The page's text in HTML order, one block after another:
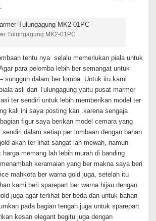
Tulungagung MK2-01PC
tentu nya selalu memerlukan piala untuk
para pelomba lebih ber semangat untuk
sungguh dalam ber lomba. Untuk itu kami
asli dari Tulungagung yaitu pusat marmer
ter sendiri untuk lebih memberikan model ter
kali ini saya posting kan . karena sengaja
figur saya berikan model cemara yang
dalam setiap per lombaan dengan bahan
akan ter lihat sangat lah mewah, namun
harga memang lah lebih murah di banding
keramaian yang ber makna saya beri
mahkota ber warna gold juga, setelah itu
kami beri sparepart ber warna hijau dengan
juga agar terlihat ber beda dan untuk bahan
pada bagian tengah juga untuk sparepart
kesan elegant begitu juga dengan